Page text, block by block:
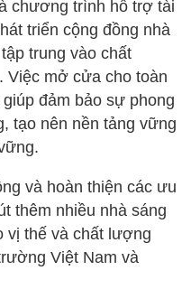
chương trình hỗ trợ tài
triển cộng đồng nhà
trung vào chất
Việc mở cửa cho toàn
đảm bảo sự phong
tạo nên nền tảng vững
và hoàn thiện các ưu
thêm nhiều nhà sáng
vị thế và chất lượng
Việt Nam và